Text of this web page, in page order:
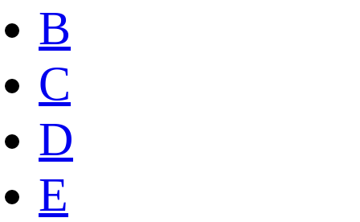
B
C
D
E